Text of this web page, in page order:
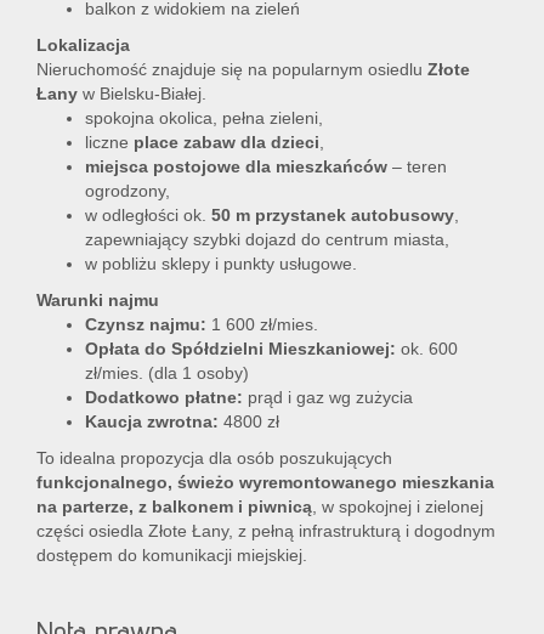
balkon z widokiem na zieleń
Lokalizacja
Nieruchomość znajduje się na popularnym osiedlu Złote
Łany w Bielsku-Białej.
spokojna okolica, pełna zieleni,
liczne place zabaw dla dzieci,
miejsca postojowe dla mieszkańców – teren
ogrodzony,
w odległości ok. 50 m przystanek autobusowy,
zapewniający szybki dojazd do centrum miasta,
w pobliżu sklepy i punkty usługowe.
Warunki najmu
Czynsz najmu: 1 600 zł/mies.
Opłata do Spółdzielni Mieszkaniowej: ok. 600
zł/mies. (dla 1 osoby)
Dodatkowo płatne: prąd i gaz wg zużycia
Kaucja zwrotna: 4800 zł
To idealna propozycja dla osób poszukujących
funkcjonalnego, świeżo wyremontowanego mieszkania
na parterze, z balkonem i piwnicą, w spokojnej i zielonej
części osiedla Złote Łany, z pełną infrastrukturą i dogodnym
dostępem do komunikacji miejskiej.